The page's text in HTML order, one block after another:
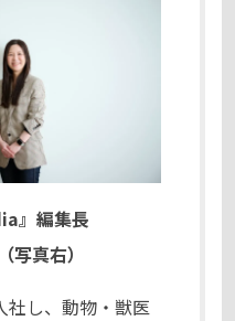
』編集長
写真右）
社し、動物・獣医